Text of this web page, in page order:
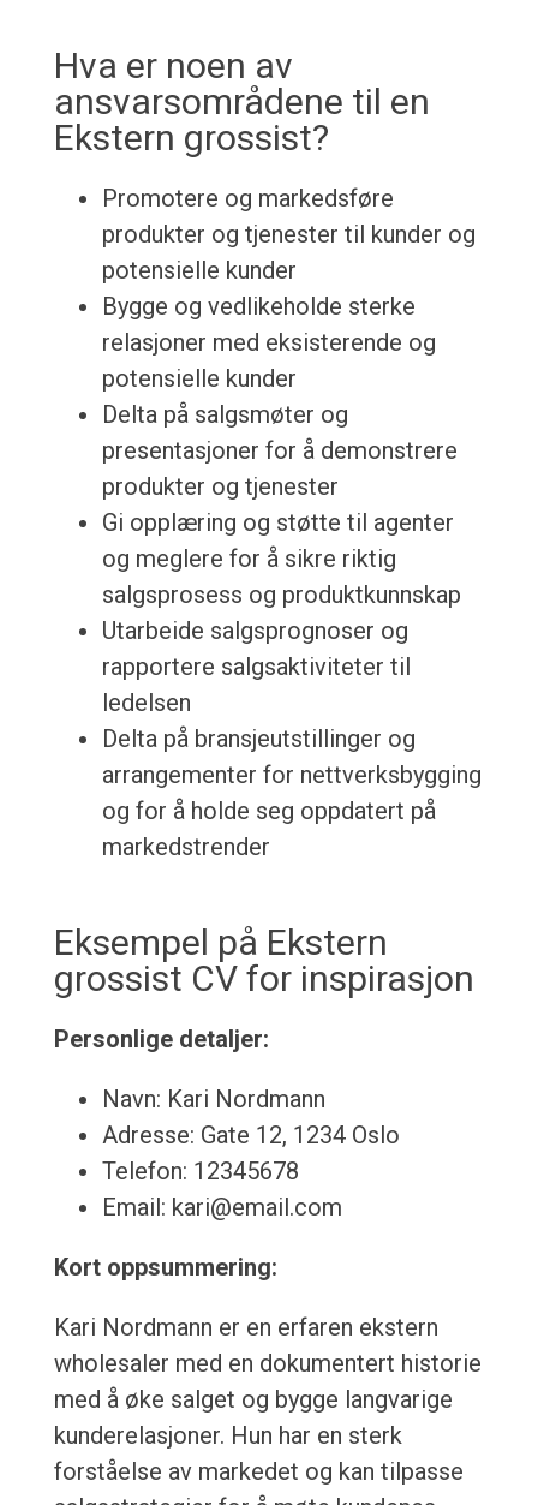
Hva er noen av
ansvarsområdene til en
Ekstern grossist?
Promotere og markedsføre
produkter og tjenester til kunder og
potensielle kunder
Bygge og vedlikeholde sterke
relasjoner med eksisterende og
potensielle kunder
Delta på salgsmøter og
presentasjoner for å demonstrere
produkter og tjenester
Gi opplæring og støtte til agenter
og meglere for å sikre riktig
salgsprosess og produktkunnskap
Utarbeide salgsprognoser og
rapportere salgsaktiviteter til
ledelsen
Delta på bransjeutstillinger og
arrangementer for nettverksbygging
og for å holde seg oppdatert på
markedstrender
Eksempel på Ekstern
grossist CV for inspirasjon
Personlige detaljer:
Navn: Kari Nordmann
Adresse: Gate 12, 1234 Oslo
Telefon: 12345678
Email: kari@email.com
Kort oppsummering:
Kari Nordmann er en erfaren ekstern
wholesaler med en dokumentert historie
med å øke salget og bygge langvarige
kunderelasjoner. Hun har en sterk
forståelse av markedet og kan tilpasse